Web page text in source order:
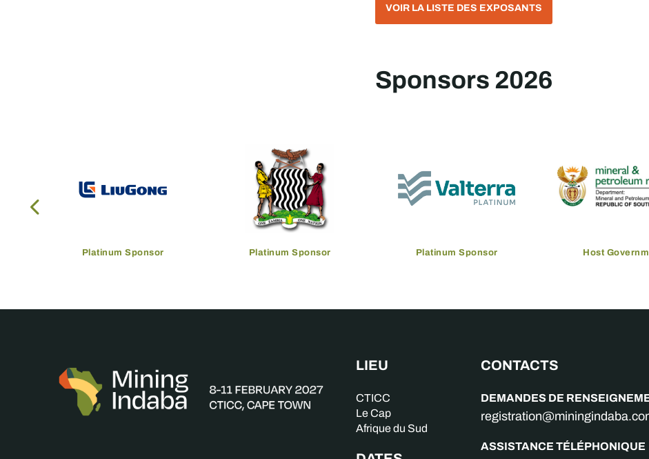
VOIR LA LISTE DES EXPOSANTS
Sponsors 2026
Platinum Sponsor Platinum Sponsor Platinum Sponsor Host
LIEU
CTICC
Le Cap
Afrique du Sud
CONTACTS
DEMANDES DE
ASSISTANCE TÉLÉPHONIQUE